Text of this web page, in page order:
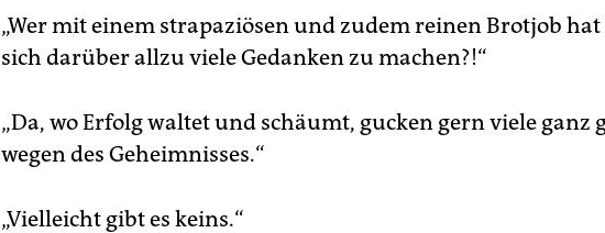
„Wer mit einem strapaziösen und zudem reinen Brotjob hat
sich darüber allzu viele Gedanken zu machen?!“
„Da, wo Erfolg waltet und schäumt, gucken gern viele ganz
wegen des Geheimnisses.“
„Vielleicht gibt es keins.“